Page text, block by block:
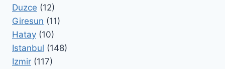
Duzce (12)
Giresun (11)
Hatay (10)
Istanbul (148)
Izmir (117)